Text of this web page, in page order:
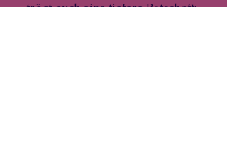
trägt auch eine tiefere Botschaft: